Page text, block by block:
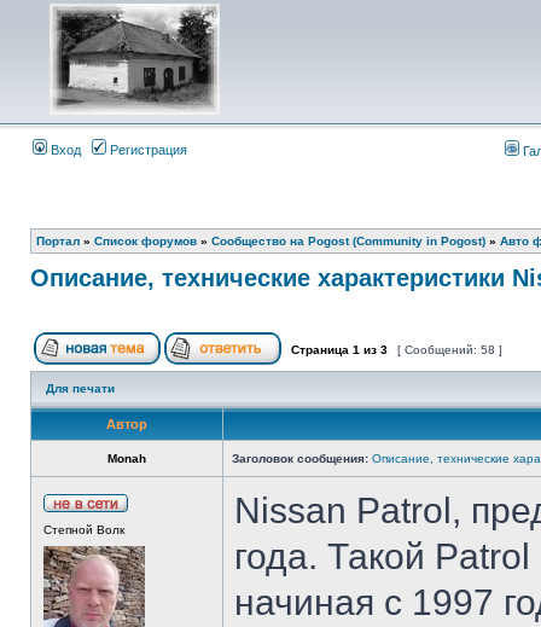
Вход Регистрация
Портал » Список форумов » Сообщество на Pogost (Community in Pogost) » Авто
Описание, технические характеристики
Страница 1 из 3 [ Сообщений: 58 ]
Для печати
Автор
Monah Заголовок сообщения: Описание, технические
Степной Волк
Nissan Patrol,
года. Такой
начиная с 1997